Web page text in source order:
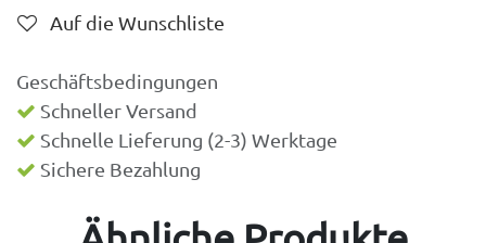
Auf die Wunschliste
Geschäftsbedingungen
Schneller Versand
Schnelle Lieferung (2-3) Werktage
Sichere Bezahlung